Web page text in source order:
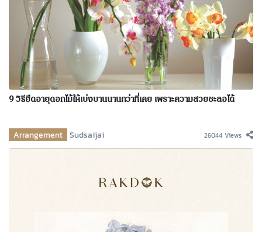
9 วิธียืดอายุดอกไม้ให้เบ่งบานนานกว่าที่เคย เพราะความสวยชะลอได้
Arrangement Sudsaijai 26044 Views